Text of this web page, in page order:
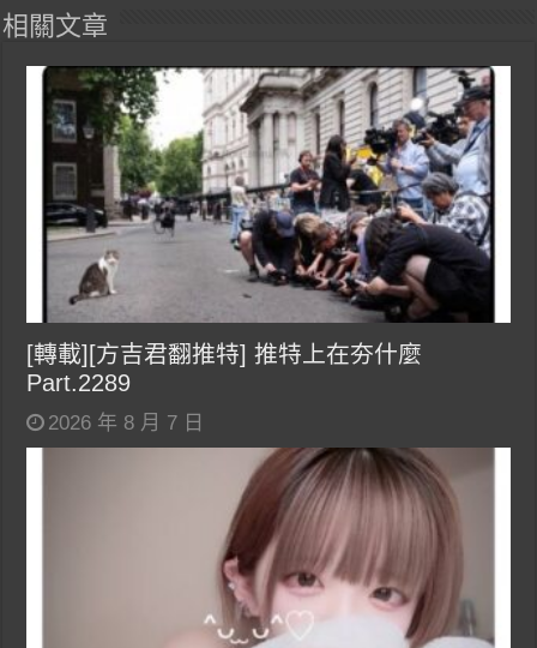
相關文章
[轉載][方吉君翻推特] 推特上在夯什麼
Part.2289
2026 年 8 月 7 日